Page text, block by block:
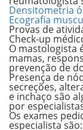
Densitometria
Ecografia
Provas de
Check-up
O mastologista
mamas,
prevenção de
Presença de
secreções,
e inchaço são
por
Os exames
especialista são: